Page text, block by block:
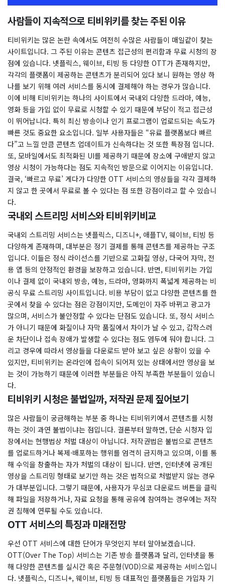
사람들이 지속적으로 티비위키를 찾는 주된 이유
티비위키는 많은 논란 속에서도 여전히 수많은 사람들이 매일같이 찾는
사이트입니다. 그 주된 이유는 콘텐츠 접근성의 편리함과 무료 시청의 장
점에 있습니다. 넷플릭스, 웨이브, 티빙 등 다양한 OTT가 존재하지만,
각각의 플랫폼이 제공하는 콘텐츠가 분리되어 있다 보니 원하는 영상 하
나를 보기 위해 여러 서비스를 동시에 결제해야 하는 경우가 많습니다.
이에 비해 티비위키는 하나의 사이트에서 국내외 다양한 드라마, 예능,
영화 등을 가입 없이 무료로 시청할 수 있기 때문에 부담이 적고 접근성
이 뛰어납니다. 특히 최신 방송이나 인기 프로그램이 업로드되는 속도가
빠른 것도 중요한 요소입니다. 일부 사용자들은 “유료 플랫폼보다 빠르
다”고 느낄 만큼 콘텐츠 업데이트가 신속하다는 것 또한 특장점 입니다.
또, 모바일에서도 최적화된 UI를 제공하기 때문에 장소에 구애받지 않고
영상 시청이 가능하다는 점도 지속적인 방문으로 이어지는 이유입니다.
결국, ‘빠르고 무료’ 게다가 다양한 OTT 서비스의 영상들을 각각 결제하
지 않고 한 곳에서 무료로 볼 수 있다는 점 또한 강점이라고 할 수 있습니
다.
국내외 스트리밍 서비스와 티비위키비교
국내외 스트리밍 서비스는 넷플릭스, 디즈니+, 애플TV, 웨이브, 티빙 등
다양하게 존재하며, 대부분은 정기 결제를 통해 콘텐츠를 제공하는 구조
입니다. 이들은 정식 라이선스를 기반으로 고화질 영상, 다국어 자막, 전
용 앱 등의 안정적인 환경을 보장하고 있습니다. 반면, 티비위키는 가입
이나 결제 없이 국내외 방송, 예능, 드라마, 영화까지 폭넓게 제공하는 비
공식 무료 스트리밍 사이트입니다. 비용 부담이 없고 다양한 콘텐츠를 한
곳에서 찾을 수 있다는 점은 강점이지만, 도메인이 자주 바뀌고 광고가
많으며, 서비스가 불안정할 수 있다는 단점도 있습니다. 또, 정식 서비스
가 아니기 때문에 화질이나 자막 품질에서 차이가 날 수 있고, 갑작스러
운 차단이나 접속 장애가 발생할 수 있다는 점도 염두에 둬야 합니다. 그
리고 경우에 따라서 영상들을 다운로드 받아 보고 싶은 상황이 있을 수
있지만, 티비위키는 온라인에 접속이 되어져 있는 상태에서만 영상을 보
는 것이 가능하기 때문에 이러한 부분들은 아직 부족한 부분들이 있습니
다.
티비위키 시청은 불법일까, 저작권 문제 짚어보기
많은 사람들이 궁금해하는 부분 중 하나는 티비위키에서 콘텐츠를 시청
하는 것이 과연 불법이냐는 점입니다. 결론부터 말하면, 단순 시청자 입
장에서는 현행법상 처벌 대상이 아닙니다. 저작권법은 불법으로 콘텐츠
를 업로드하거나 복제·배포하는 행위를 엄격히 금지하고 있으며, 이를 통
해 수익을 창출하는 자가 처벌의 대상이 됩니다. 반면, 인터넷에 공개된
영상을 스트리밍 형태로 보기만 하는 것은 법적으로 처벌받지 않는 경우
가 대부분입니다. 그렇기 때문에, 사용자가 무심코 다운로드 버튼을 클릭
해 파일을 저장하거나, 자료 요청을 통해 공유에 참여하는 경우에는 저작
권 침해에 연루될 수도 있습니다.
OTT 서비스의 특징과 미래전망
우선 OTT 서비스에 대한 단어가 무엇인지 부터 알아보겠습니다.
OTT(Over The Top) 서비스는 기존 방송 플랫폼과 달리, 인터넷을 통
해 다양한 콘텐츠를 실시간 혹은 주문형(VOD)으로 제공하는 서비스입니
다. 넷플릭스, 디즈니+, 웨이브, 티빙 등 대표적인 플랫폼들은 가입자 기